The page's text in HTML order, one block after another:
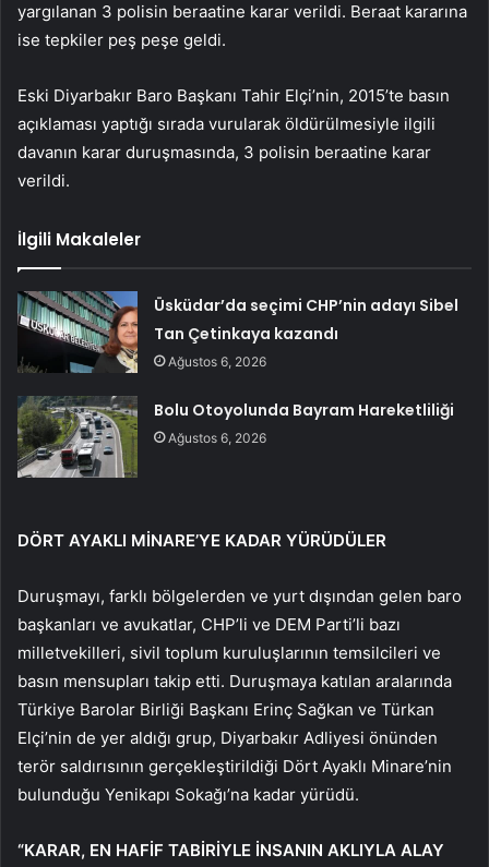
yargılanan 3 polisin beraatine karar verildi. Beraat kararına
ise tepkiler peş peşe geldi.
Eski Diyarbakır Baro Başkanı Tahir Elçi’nin, 2015’te basın
açıklaması yaptığı sırada vurularak öldürülmesiyle ilgili
davanın karar duruşmasında, 3 polisin beraatine karar
verildi.
İlgili Makaleler
Üsküdar’da seçimi CHP’nin adayı Sibel
Tan Çetinkaya kazandı
Ağustos 6, 2026
Bolu Otoyolunda Bayram Hareketliliği
Ağustos 6, 2026
DÖRT AYAKLI MİNARE’YE KADAR YÜRÜDÜLER
Duruşmayı, farklı bölgelerden ve yurt dışından gelen baro
başkanları ve avukatlar, CHP’li ve DEM Parti’li bazı
milletvekilleri, sivil toplum kuruluşlarının temsilcileri ve
basın mensupları takip etti. Duruşmaya katılan aralarında
Türkiye Barolar Birliği Başkanı Erinç Sağkan ve Türkan
Elçi’nin de yer aldığı grup, Diyarbakır Adliyesi önünden
terör saldırısının gerçekleştirildiği Dört Ayaklı Minare’nin
bulunduğu Yenikapı Sokağı’na kadar yürüdü.
“KARAR, EN HAFİF TABİRİYLE İNSANIN AKLIYLA ALAY